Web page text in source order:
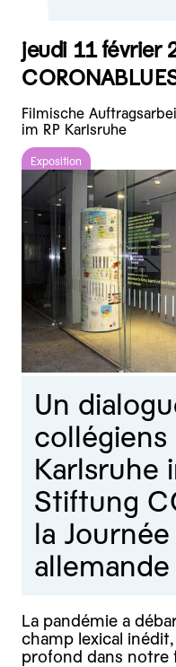
jeudi 11 février
Filmische
im RP Karlsruhe
Exposition
Un
collégiens
Karlsruhe
Stiftung
la
La pandémie a
champ lexical
profond dans notre